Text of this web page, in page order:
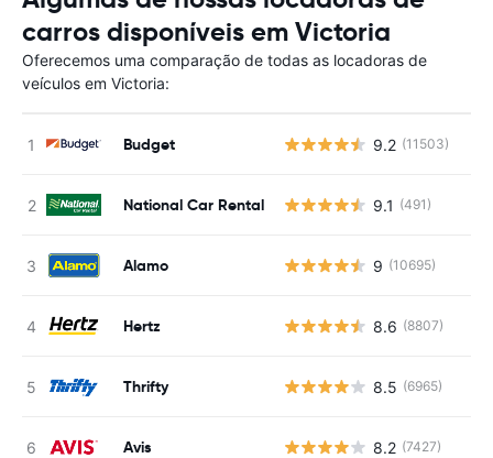
carros disponíveis em Victoria
Oferecemos uma comparação de todas as locadoras de
veículos em Victoria:
Budget 9.2 (11503)
National Car Rental 9.1 (491)
Alamo 9 (10695)
Hertz 8.6 (8807)
Thrifty 8.5 (6965)
Avis 8.2 (7427)